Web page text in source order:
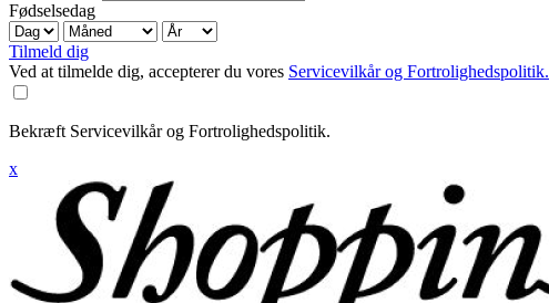
Fødselsedag
Tilmeld dig
Ved at tilmelde dig, accepterer du vores Servicevilkår og Fortrolighedspolitik.
Bekræft Servicevilkår og Fortrolighedspolitik.
x